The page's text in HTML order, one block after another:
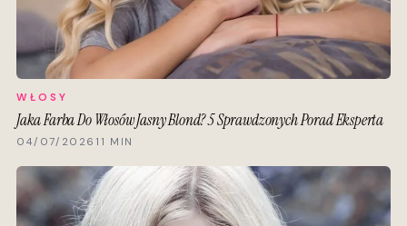
WŁOSY
Jaka Farba Do Włosów Jasny Blond? 5 Sprawdzonych Porad Eksperta
04/07/2026 11 MIN